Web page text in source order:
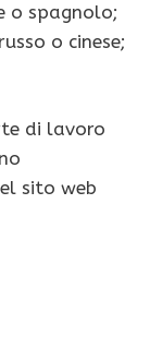
o spagnolo;
o cinese;
di lavoro
sito web